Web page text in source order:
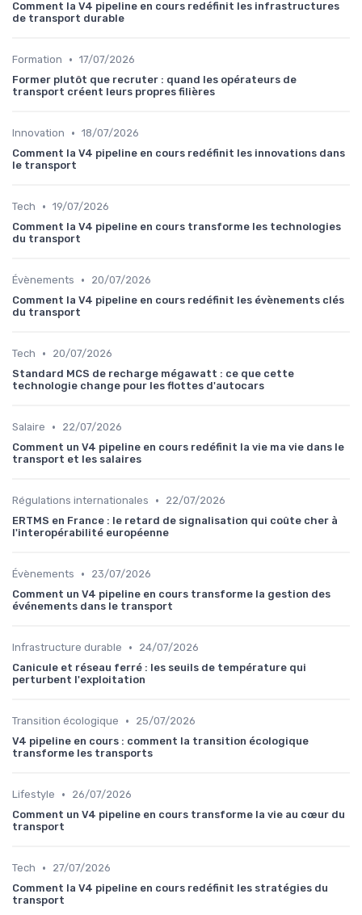
Comment la V4 pipeline en cours redéfinit les infrastructures
de transport durable
Formation • 17/07/2026
Former plutôt que recruter : quand les opérateurs de
transport créent leurs propres filières
Innovation • 18/07/2026
Comment la V4 pipeline en cours redéfinit les innovations dans
le transport
Tech • 19/07/2026
Comment la V4 pipeline en cours transforme les technologies
du transport
Évènements •
20/07/2026
Comment la V4 pipeline en cours redéfinit les évènements clés
du transport
Tech •
20/07/2026
Standard MCS de recharge mégawatt : ce que cette
technologie change pour les flottes d'autocars
Salaire •
22/07/2026
Comment un V4 pipeline en cours redéfinit la vie ma vie dans le
transport et les salaires
Régulations internationales •
22/07/2026
ERTMS en France : le retard de signalisation qui coûte cher à
l'interopérabilité européenne
Évènements •
23/07/2026
Comment un V4 pipeline en cours transforme la gestion des
événements dans le transport
Infrastructure durable •
24/07/2026
Canicule et réseau ferré : les seuils de température qui
perturbent l'exploitation
Transition écologique •
25/07/2026
V4 pipeline en cours : comment la transition écologique
transforme les transports
Lifestyle •
26/07/2026
Comment un V4 pipeline en cours transforme la vie au cœur du
transport
Tech •
27/07/2026
Comment la V4 pipeline en cours redéfinit les stratégies du
transport